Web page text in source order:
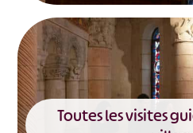
Toutes les visites